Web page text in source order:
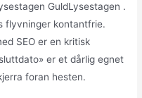
GuldLysestagen .
flyvninger kontantfrie.
SEO er en kritisk
er et dårlig egnet
foran hesten.